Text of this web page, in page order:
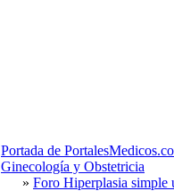
Portada de
Ginecología y Obstetricia
» Foro Hiperplasia simple